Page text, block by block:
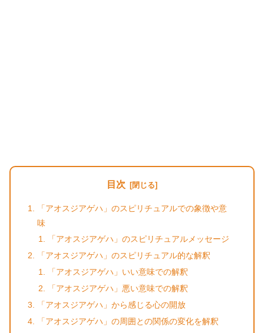
目次
「アオスジアゲハ」のスピリチュアルでの象徴や意
味
「アオスジアゲハ」のスピリチュアルメッセージ
「アオスジアゲハ」のスピリチュアル的な解釈
「アオスジアゲハ」いい意味での解釈
「アオスジアゲハ」悪い意味での解釈
「アオスジアゲハ」から感じる心の開放
「アオスジアゲハ」の周囲との関係の変化を解釈